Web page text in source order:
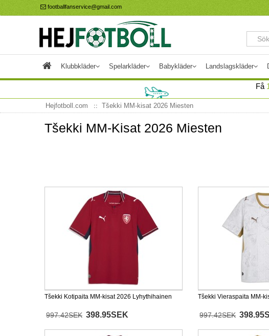
footballfanservice@gmail.com
Klubbkläder Spelarkläder Babykläder Landslagskläder
Få
Hejfotboll.com Tšekki MM-kisat 2026 Miesten
Tšekki MM-Kisat 2026 Miesten
Tšekki Kotipaita MM-kisat 2026 Lyhythihainen
997.42SEK 398.95SEK
Tšekki Vieraspaita MM-
997.42SEK